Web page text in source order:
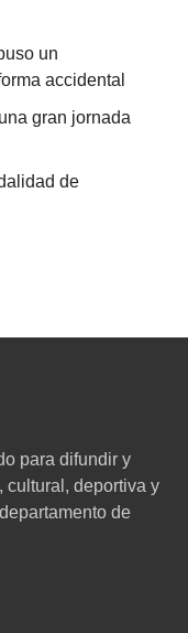
un
accidental
gran jornada
de
para difundir y
cultural, deportiva y
de